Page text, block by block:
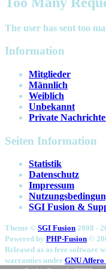
The user has sent too
Information
Mitglieder
Männlich
Weiblich
Unbekannt
Private
Seiten Information
Statistik
Datenschutz
Impressum
SGI Fusion &
Theme © SGI Fusion 2008 -
Powered by PHP-Fusion ©
Released as as free software
warranties under GNU Affero